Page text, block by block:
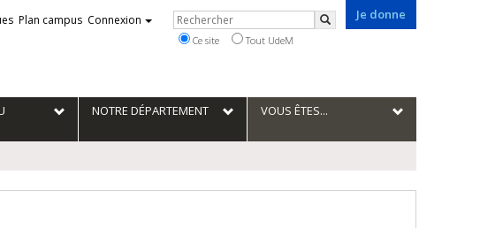
Je donne
Plan campus Connexion Rechercher
Rechercher
Ce site Tout UdeM
NOTRE DÉPARTEMENT VOUS ÊTES...